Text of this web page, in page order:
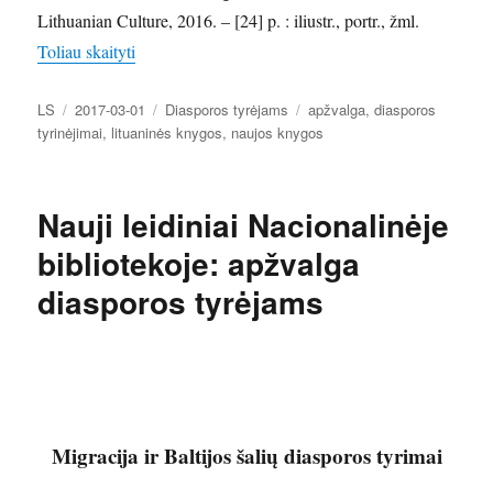
Lithuanian Culture, 2016. – [24] p. : iliustr., portr., žml.
Toliau skaityti
Autorius
LS Paskelbta
2017-03-01 Kategorijos
Diasporos tyrėjams Žymos
apžvalga,diasporos
tyrinėjimai, lituaninės knygos, naujos knygos
Nauji leidiniai Nacionalinėje
bibliotekoje: apžvalga
diasporos tyrėjams
Migracija ir Baltijos šalių diasporos tyrimai